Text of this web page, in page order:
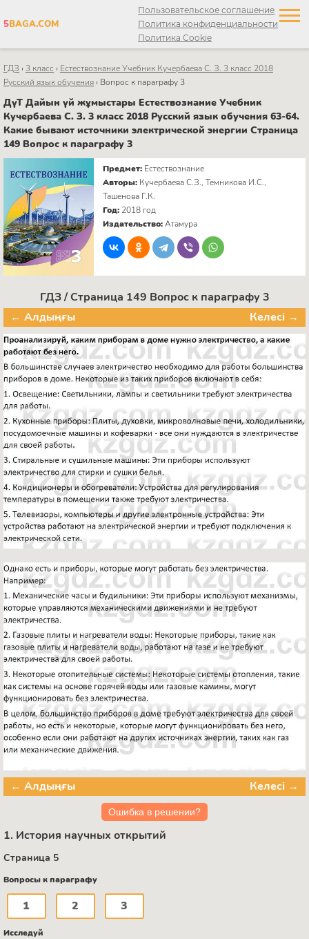
5BAGA.COM
Пользовательское соглашение
Политика конфиденциальности
Политика Cookie
ГДЗ › 3 класс › Естествознание Учебник Кучербаева C. З. 3 класс 2018
Русский язык обучения› Вопрос к параграфу 3
ДүТ Дайын үй жұмыстары Естествознание Учебник
Кучербаева C. З. 3 класс 2018 Русский язык обучения 63-64.
Какие бывают источники электрической энергии Страница
149 Вопрос к параграфу 3
Предмет: Естествознание
Авторы: Кучербаева C.З., Темникова И.С.,
Ташенова Г.К.
Год: 2018 год
Издательство:Атамура
ГДЗ / Страница 149 Вопрос к параграфу 3
← Алдыңғы
Келесі →
← Алдыңғы Келесі →
Ошибка в решении?
1. История научных открытий
Страница 5
Вопросы к параграфу
1 2 3
Исследуй